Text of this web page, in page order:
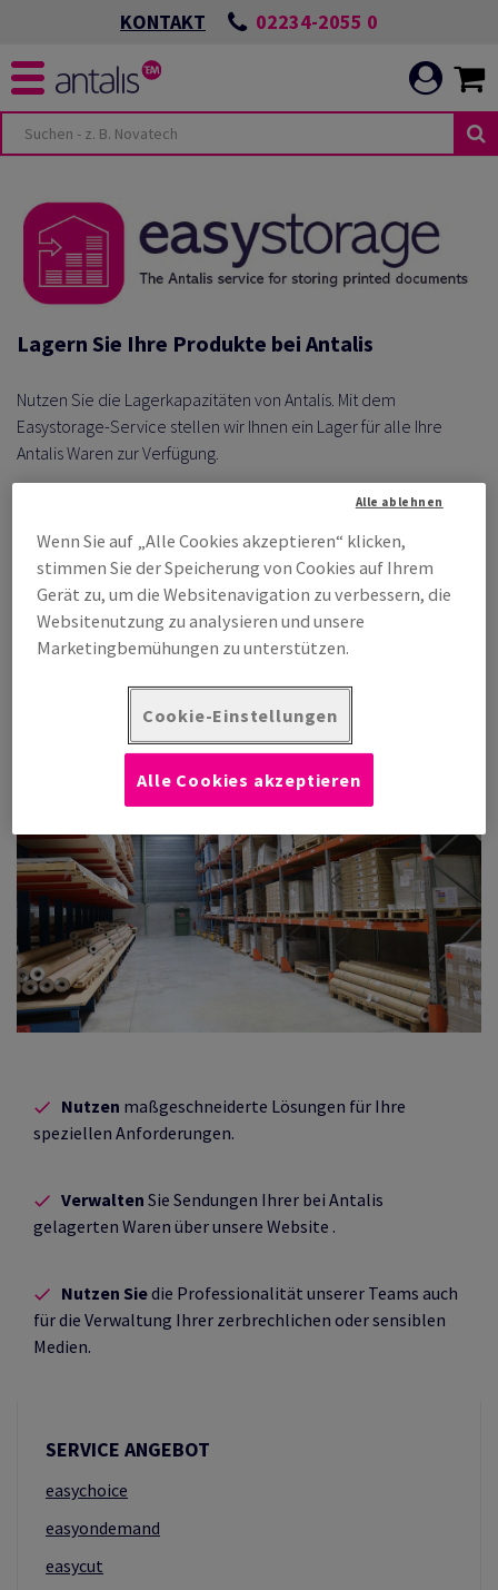
KONTAKT 02234-2055 0
Lagern Sie Ihre Produkte bei Antalis
Nutzen Sie die Lagerkapazitäten von Antalis. Mit dem
Easystorage-Service stellen wir Ihnen ein Lager für alle Ihre
Antalis Waren zur Verfügung.
unterstützen Sie beim Wareneingang, bei der Ladevorbereitung
und beim Versand. Erhalten Sie Zugang zu massgeschneiderten
Lagerlösungen für Ihre individuellen Bedürfnisse. Profitieren Sie
von unserem kompetenten Team, das selbst im Umgang mit
empfindlichen oder sensiblen Medien über viel Erfahrung
Nutzen maßgeschneiderte Lösungen für Ihre
speziellen Anforderungen.
Verwalten Sie Sendungen Ihrer bei Antalis
gelagerten Waren über unsere Website .
Nutzen Siedie Professionalität unserer Teams auch
für die Verwaltung Ihrer zerbrechlichen oder sensiblen
Medien.
SERVICE ANGEBOT
easychoice
easyondemand
easycut
Wenn Sie auf „Alle Cookies akzeptieren“ klicken,
stimmen Sie der Speicherung von Cookies auf Ihrem
Gerät zu, um die Websitenavigation zu verbessern, die
Websitenutzung zu analysieren und unsere
Marketingbemühungen zu unterstützen.
Cookie-Einstellungen
Alle ablehnen
Alle Cookies akzeptieren